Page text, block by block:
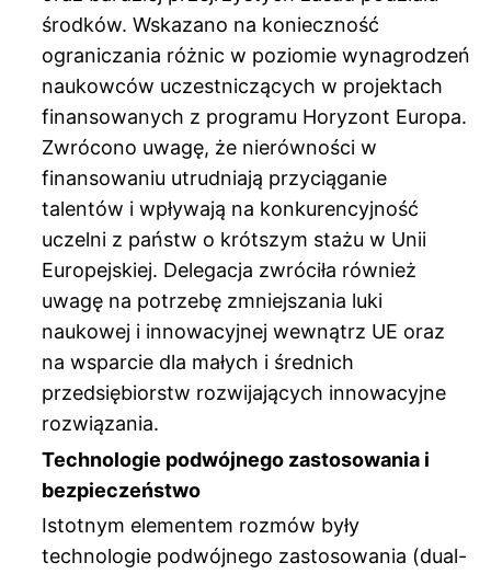
środków. Wskazano na konieczność
ograniczania różnic w poziomie wynagrodzeń
naukowców uczestniczących w projektach
finansowanych z programu Horyzont Europa.
Zwrócono uwagę, że nierówności w
finansowaniu utrudniają przyciąganie
talentów i wpływają na konkurencyjność
uczelni z państw o krótszym stażu w Unii
Europejskiej. Delegacja zwróciła również
uwagę na potrzebę zmniejszania luki
naukowej i innowacyjnej wewnątrz UE oraz
na wsparcie dla małych i średnich
przedsiębiorstw rozwijających innowacyjne
rozwiązania.
Technologie podwójnego zastosowania i
bezpieczeństwo
Istotnym elementem rozmów były
technologie podwójnego zastosowania (dual-